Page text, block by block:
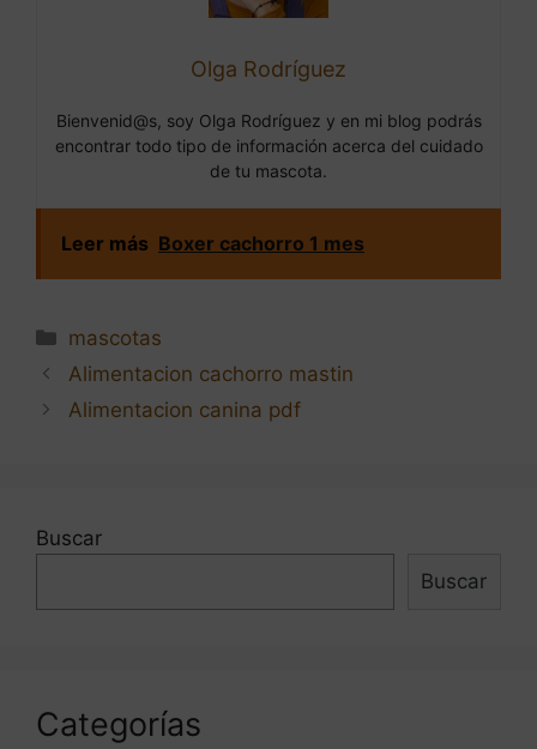
Olga Rodríguez
Bienvenid@s, soy Olga Rodríguez y en mi blog podrás
encontrar todo tipo de información acerca del cuidado
de tu mascota.
Leer más Boxer cachorro 1 mes
Categorías
mascotas
Navegación
de
Alimentacion cachorro mastin
Alimentacion canina pdf
Buscar
Buscar
Categorías